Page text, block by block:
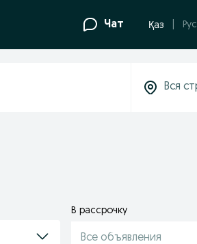
Чат Қаз Рус
В рассрочку
Все объявления